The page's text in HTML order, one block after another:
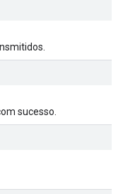
sucesso.